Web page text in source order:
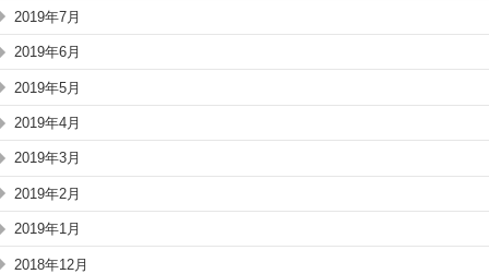
2019年7月
2019年6月
2019年5月
2019年4月
2019年3月
2019年2月
2019年1月
2018年12月